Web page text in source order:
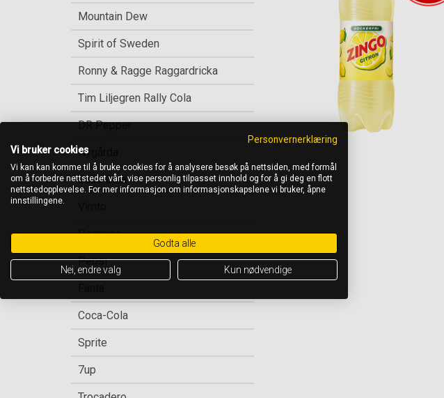
Mountain Dew
Spirit of Sweden
Ronny & Ragge Raggardricka
Tim Liljegren Rally Cola
DR Pepper
Nygårda
Cuba Cola
Pommac
Pepsi
Coca-Cola
Sprite
7up
Personvernerklæring
Vi bruker cookies
Vi kan kan komme til å bruke cookies for å analysere besøk på nettsiden, med formål
om å forbedre nettstedet vårt, vise personlig tilpasset innhold og for å gi deg en flott
nettstedopplevelse. For mer informasjon om informasjonskapslene vi bruker, åpne
innstillingene.
Godta alle
Nei, endre valg Kun nødvendige